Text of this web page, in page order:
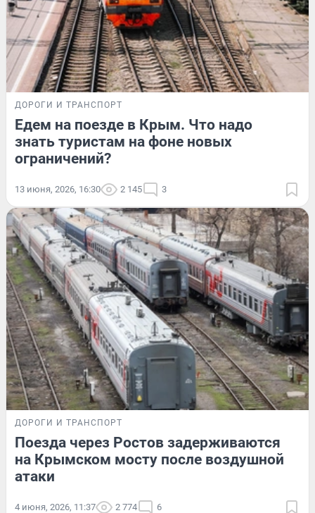
ДОРОГИ И ТРАНСПОРТ
Едем на поезде в Крым. Что надо
знать туристам на фоне новых
ограничений?
13 июня, 2026, 16:30 2 145 3
ДОРОГИ И ТРАНСПОРТ
Поезда через Ростов задерживаются
на Крымском мосту после воздушной
атаки
4 июня, 2026, 11:37 2 774 6